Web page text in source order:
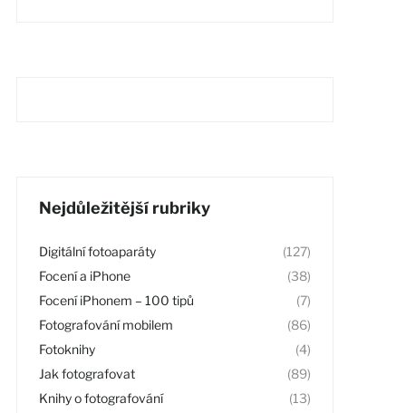
Nejdůležitější rubriky
Digitální fotoaparáty
(127)
Focení a iPhone
(38)
Focení iPhonem – 100 tipů
(7)
Fotografování mobilem
(86)
Fotoknihy
(4)
Jak fotografovat
(89)
Knihy o fotografování
(13)